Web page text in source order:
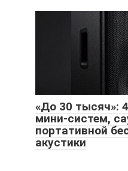
«До 30 тысяч»:
мини-систем,
портативной
акустики